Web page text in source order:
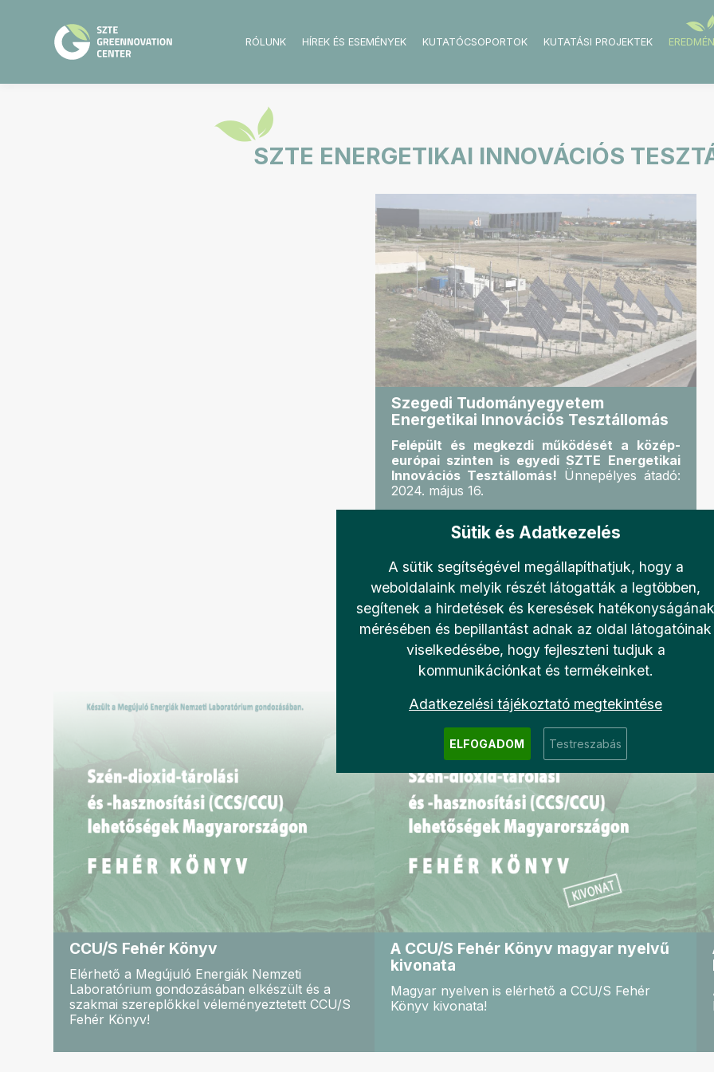
RÓLUNK HÍREK ÉS ESEMÉNYEK KUTATÓCSOPORTOK KUTATÁSI PROJEKTEK
SZTE ENERGETIKAI INNOVÁCIÓS
Szegedi Tudományegyetem
Energetikai Innovációs Tesztállomás
Felépült és megkezdi működését a közép-
európai szinten is egyedi SZTE Energetikai
Innovációs Tesztállomás! Ünnepélyes átadó:
2024. május 16.
FEHÉR KÖNYV
CCU/S Fehér Könyv
Elérhető a Megújuló Energiák Nemzeti
Laboratórium gondozásában elkészült és a
szakmai szereplőkkel véleményeztetett CCU/S
Fehér Könyv!
A CCU/S Fehér Könyv magyar nyelvű
kivonata
Magyar nyelven is elérhető a CCU/S Fehér
Könyv kivonata!
Sütik és Adatkezelés
A sütik segítségével megállapíthatjuk, hogy a
weboldalaink melyik részét látogatták a legtöbben,
segítenek a hirdetések és keresések hatékonyságának
mérésében és bepillantást adnak az oldal látogatóinak
viselkedésébe, hogy fejleszteni tudjuk a
kommunikációnkat és termékeinket.
Adatkezelési tájékoztató megtekintése
ELFOGADOM Testreszabás